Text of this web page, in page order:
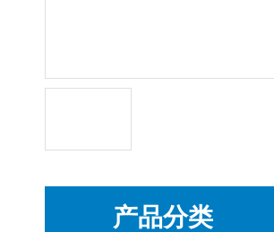
产品分类